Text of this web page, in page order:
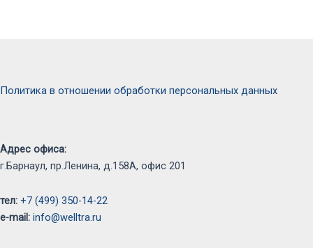
Политика в отношении обработки персональных данных
Адрес офиса:
г.Барнаул, пр.Ленина, д.158А, офис 201
тел: +7 (499) 350-14-22
e-mail: info@welltra.ru